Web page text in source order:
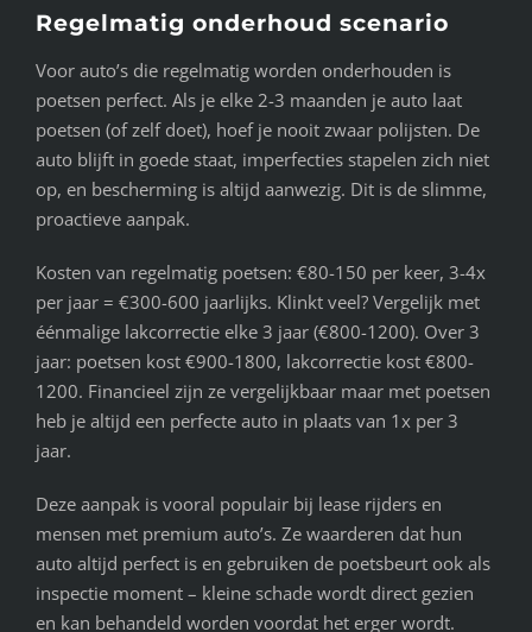
Regelmatig onderhoud scenario
Voor auto’s die regelmatig worden onderhouden is
poetsen perfect. Als je elke 2-3 maanden je auto laat
poetsen (of zelf doet), hoef je nooit zwaar polijsten. De
auto blijft in goede staat, imperfecties stapelen zich niet
op, en bescherming is altijd aanwezig. Dit is de slimme,
proactieve aanpak.
Kosten van regelmatig poetsen: €80-150 per keer, 3-4x
per jaar = €300-600 jaarlijks. Klinkt veel? Vergelijk met
éénmalige lakcorrectie elke 3 jaar (€800-1200). Over 3
jaar: poetsen kost €900-1800, lakcorrectie kost €800-
1200. Financieel zijn ze vergelijkbaar maar met poetsen
heb je altijd een perfecte auto in plaats van 1x per 3
jaar.
Deze aanpak is vooral populair bij lease rijders en
mensen met premium auto’s. Ze waarderen dat hun
auto altijd perfect is en gebruiken de poetsbeurt ook als
inspectie moment – kleine schade wordt direct gezien
en kan behandeld worden voordat het erger wordt.